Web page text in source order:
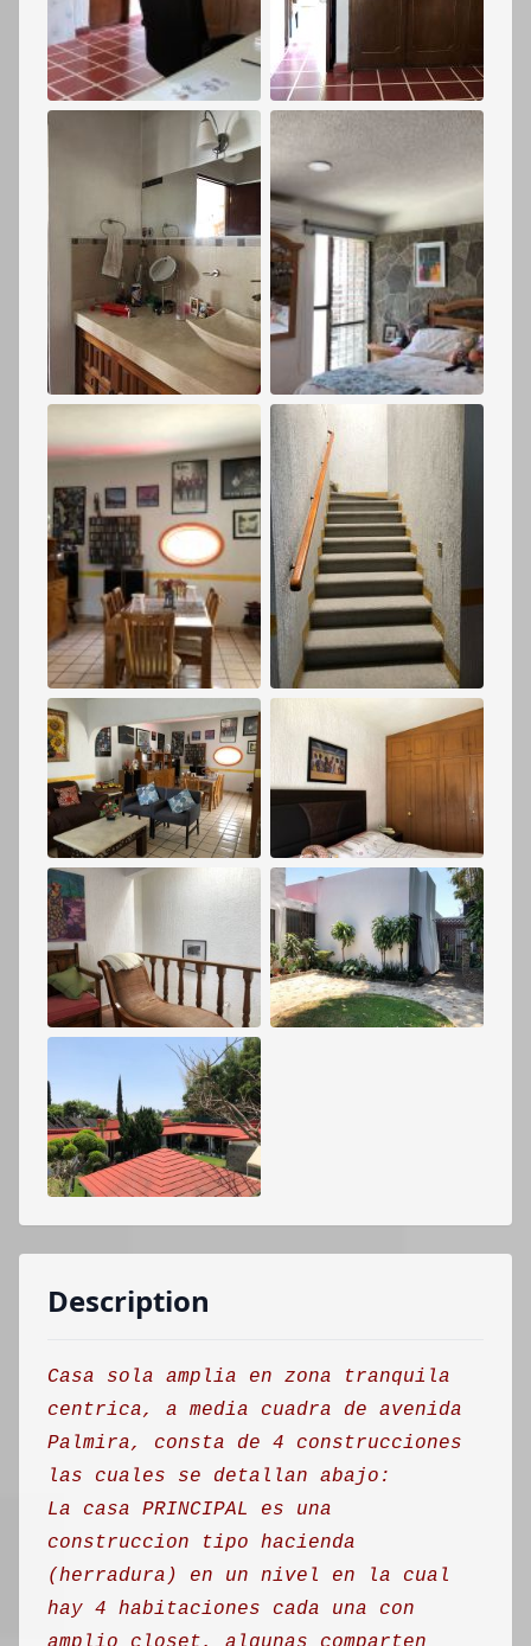
Description
Casa sola amplia en zona tranquila
centrica, a media cuadra de avenida
Palmira, consta de 4 construcciones
las cuales se detallan abajo:
La casa PRINCIPAL es una
construccion tipo hacienda
(herradura) en un nivel en la cual
hay 4 habitaciones cada una con